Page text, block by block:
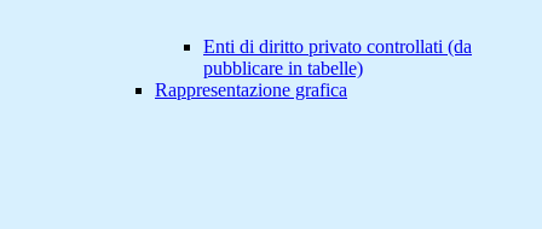
Enti di diritto privato controllati (da
pubblicare in tabelle)
Rappresentazione grafica